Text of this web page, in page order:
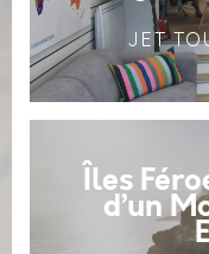
JET
Îles
d’un